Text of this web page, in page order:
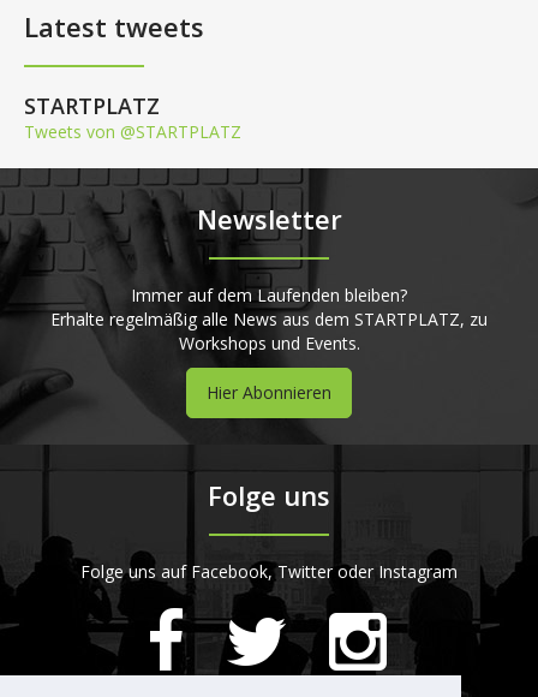
Latest tweets
STARTPLATZ
Tweets von @STARTPLATZ
Newsletter
Immer auf dem Laufenden bleiben?
Erhalte regelmäßig alle News aus dem STARTPLATZ, zu
Workshops und Events.
Hier Abonnieren
Folge uns
Folge uns auf Facebook, Twitter oder Instagram